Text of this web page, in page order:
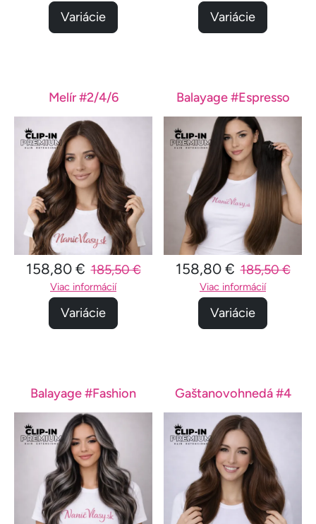
Variácie Variácie
Melír #2/4/6
158,80 € 185,50 €
Viac informácií
Variácie
Balayage #Espresso
158,80 € 185,50 €
Viac informácií
Variácie
Balayage #Fashion Gaštanovohnedá #4